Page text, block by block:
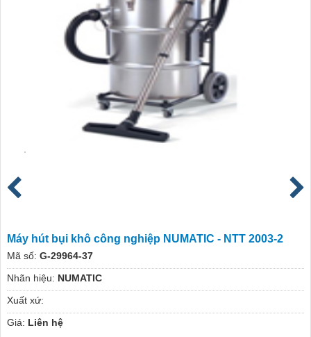
Máy hút bụi khô công nghiệp NUMATIC - NTT 2003-2
Mã số: G-29964-37
Nhãn hiệu: NUMATIC
Xuất xứ:
Giá: Liên hệ